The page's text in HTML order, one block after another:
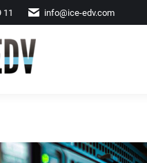
11 info@ice-edv.com